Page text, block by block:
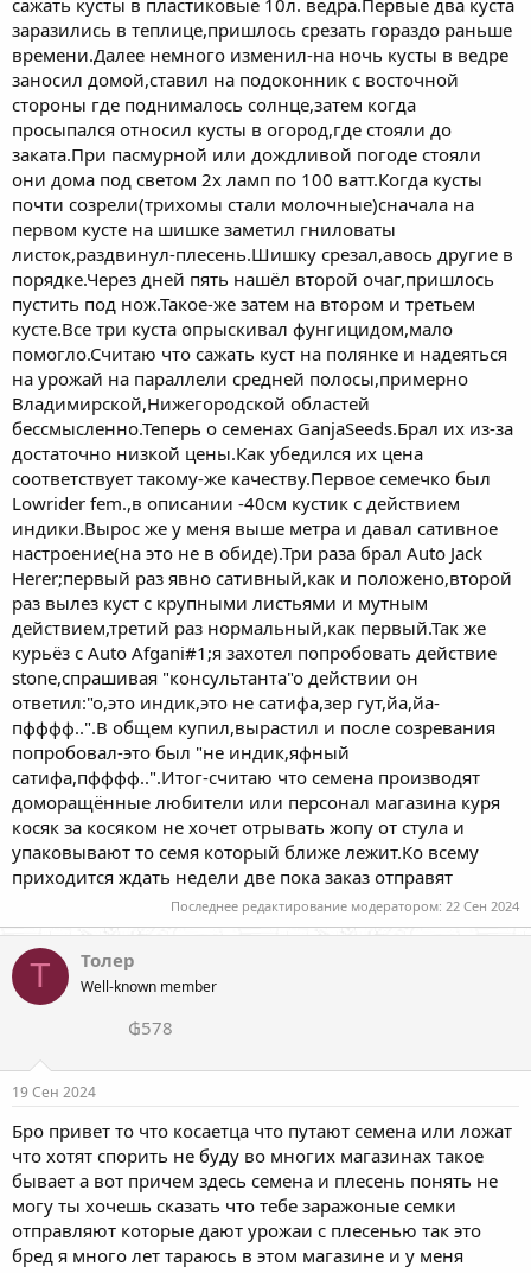
сажать кусты в пластиковые 10л. ведра.Первые два куста
заразились в теплице,пришлось срезать гораздо раньше
времени.Далее немного изменил-на ночь кусты в ведре
заносил домой,ставил на подоконник с восточной
стороны где поднималось солнце,затем когда
просыпался относил кусты в огород,где стояли до
заката.При пасмурной или дождливой погоде стояли
они дома под светом 2х ламп по 100 ватт.Когда кусты
почти созрели(трихомы стали молочные)сначала на
первом кусте на шишке заметил гниловаты
листок,раздвинул-плесень.Шишку срезал,авось другие в
порядке.Через дней пять нашёл второй очаг,пришлось
пустить под нож.Такое-же затем на втором и третьем
кусте.Все три куста опрыскивал фунгицидом,мало
помогло.Считаю что сажать куст на полянке и надеяться
на урожай на параллели средней полосы,примерно
Владимирской,Нижегородской областей
бессмысленно.Теперь о семенах GanjaSeeds.Брал их из-за
достаточно низкой цены.Как убедился их цена
соответствует такому-же качеству.Первое семечко был
Lowrider fem.,в описании -40см кустик с действием
индики.Вырос же у меня выше метра и давал сативное
настроение(на это не в обиде).Три раза брал Auto Jack
Herer;первый раз явно сативный,как и положено,второй
раз вылез куст с крупными листьями и мутным
действием,третий раз нормальный,как первый.Так же
курьёз с Auto Afgani#1;я захотел попробовать действие
stone,спрашивая "консультанта"о действии он
ответил:"о,это индик,это не сатифа,зер гут,йа,йа-
пфффф..".В общем купил,вырастил и после созревания
попробовал-это был "не индик,яфный
сатифа,пфффф..".Итог-считаю что семена производят
доморащённые любители или персонал магазина куря
косяк за косяком не хочет отрывать жопу от стула и
упаковывают то семя который ближе лежит.Ко всему
приходится ждать недели две пока заказ отправят
Последнее редактирование модератором: 22 Сен 2024
Т Толер
Well-known member
₲578
19 Сен 2024
Бро привет то что косаетца что путают семена или ложат
что хотят спорить не буду во многих магазинах такое
бывает а вот причем здесь семена и плесень понять не
могу ты хочешь сказать что тебе заражоные семки
отправляют которые дают урожаи с плесенью так это
бред я много лет тараюсь в этом магазине и у меня